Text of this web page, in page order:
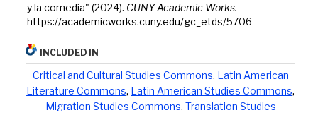
y la comedia" (2024). CUNY Academic Works.
https://academicworks.cuny.edu/gc_etds/5706
INCLUDED IN
Critical and Cultural Studies Commons, Latin American
Literature Commons, Latin American Studies Commons,
Migration Studies Commons, Translation Studies